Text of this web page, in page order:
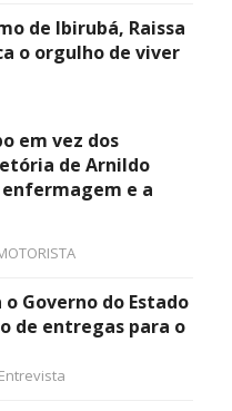
de Ibirubá, Raissa
o orgulho de viver
em vez dos
de Arnildo
e a
Governo do Estado
de entregas para o
Entrevista